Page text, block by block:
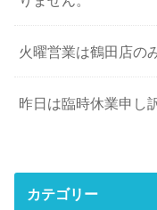
火曜営業は鶴田店の
昨日は臨時休業申し
カテゴリー